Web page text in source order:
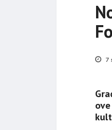
7